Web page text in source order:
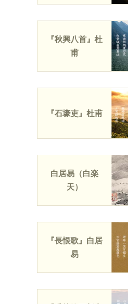
『秋興八首』杜
甫
『石壕吏』杜甫
白居易（白楽
天）
『長恨歌』白居
易